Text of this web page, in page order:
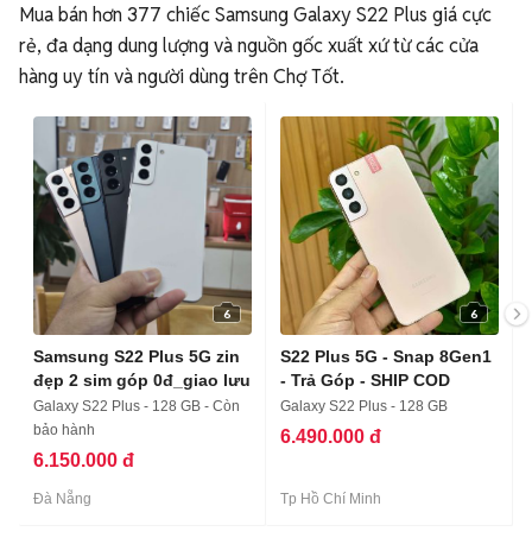
Mua bán hơn 377 chiếc Samsung Galaxy S22 Plus giá cực
rẻ, đa dạng dung lượng và nguồn gốc xuất xứ từ các cửa
hàng uy tín và người dùng trên Chợ Tốt.
6
Samsung S22 Plus 5G zin
đẹp 2 sim góp 0đ_giao lưu
Galaxy S22 Plus - 128 GB - Còn
bảo hành
6.150.000 đ
Đà Nẵng
6
S22 Plus 5G - Snap 8Gen1
- Trả Góp - SHIP COD
Galaxy S22 Plus - 128 GB
6.490.000 đ
Tp Hồ Chí Minh